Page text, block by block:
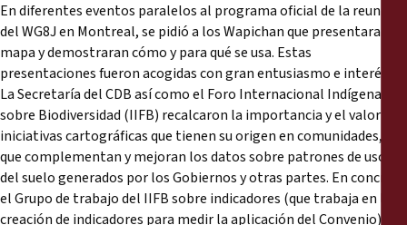
En diferentes eventos paralelos al programa oficial de la reunión
del WG8J en Montreal, se pidió a los Wapichan que presentaran su
mapa y demostraran cómo y para qué se usa. Estas
presentaciones fueron acogidas con gran entusiasmo e interés.
La Secretaría del CDB así como el Foro Internacional Indígena
sobre Biodiversidad (IIFB) recalcaron la importancia y el valor de
iniciativas cartográficas que tienen su origen en comunidades, ya
que complementan y mejoran los datos sobre patrones de uso
del suelo generados por los Gobiernos y otras partes. En concreto
el Grupo de trabajo del IIFB sobre indicadores (que trabaja en la
creación de indicadores para medir la aplicación del Convenio)